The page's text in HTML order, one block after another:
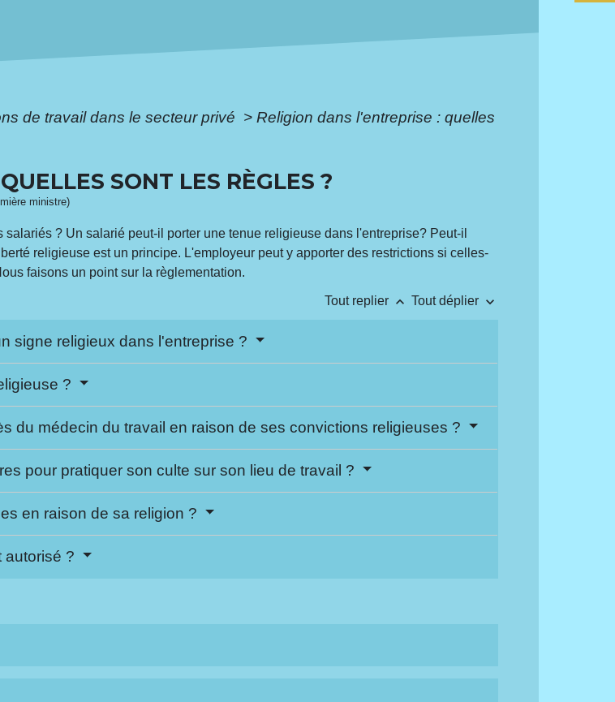
de travail dans le secteur privé > Religion dans l'entreprise : quelles
SONT LES RÈGLES ?
ministre)
? Un salarié peut-il porter une tenue religieuse dans l'entreprise? Peut-il
religieuse est un principe. L'employeur peut y apporter des restrictions si celles-
faisons un point sur la règlementation.
Tout replier keyboard_arrow_up Tout déplier keyboard_arrow_down
signe religieux dans l'entreprise ?
?
du médecin du travail en raison de ses convictions religieuses ?
pour pratiquer son culte sur son lieu de travail ?
en raison de sa religion ?
autorisé ?